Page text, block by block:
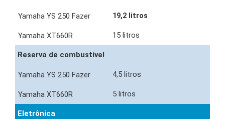
19,2 litros
15 litros
Reserva de combustível
4,5 litros
5 litros
Eletrônica